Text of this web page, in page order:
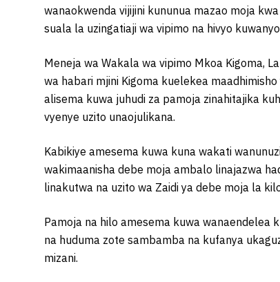
wanaokwenda vijijini kununua mazao moja
suala la uzingatiaji wa vipimo na hivyo
Meneja wa Wakala wa vipimo Mkoa Kigoma,
wa habari mjini Kigoma kuelekea
alisema kuwa juhudi za pamoja zinahitajika
vyenye uzito unaojulikana.
Kabikiye amesema kuwa kuna wakati
wakimaanisha debe moja ambalo linajazwa
linakutwa na uzito wa Zaidi ya debe moja la
Pamoja na hilo amesema kuwa wanaendelea
na huduma zote sambamba na kufanya
mizani.